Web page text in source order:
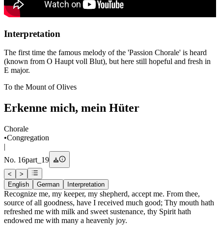
Interpretation
The first time the famous melody of the 'Passion Chorale' is heard
(known from O Haupt voll Blut), but here still hopeful and fresh in
E major.
To the Mount of Olives
Erkenne mich, mein Hüter
Chorale
•Congregation
|
No. 16part_19 ⛪
<
>
English
German Interpretation
Recognize me, my keeper, my shepherd, accept me. From thee,
source of all goodness, have I received much good; Thy mouth hath
refreshed me with milk and sweet sustenance, thy Spirit hath
endowed me with many a heavenly joy.